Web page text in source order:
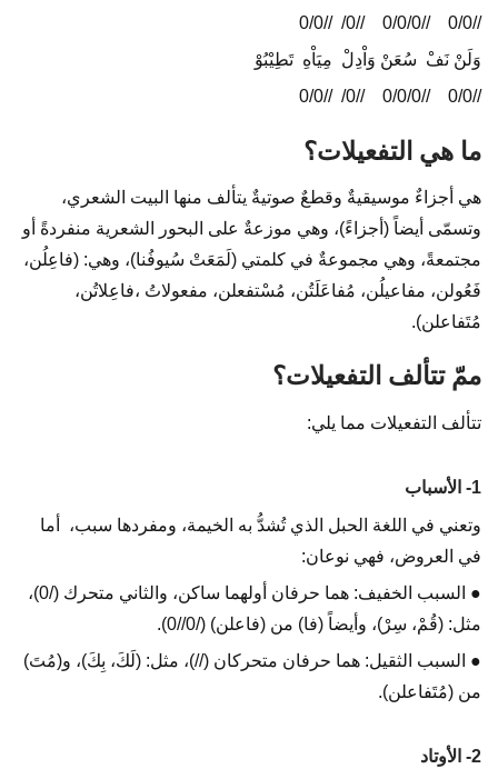
//0/0 //0/0/0 //0/ //0/0
وَلَنْ نَفْ سُعَنْ وَاْدِلْ مِيَاْهِ تَطِيْبُوْ
//0/0 //0/0/0 //0/ //0/0
ما هي التفعيلات؟
هي أجزاءٌ موسيقيةٌ وقطعٌ صوتيةٌ يتألف منها البيت الشعري،
وتسمّى أيضاً (أجزاءً)، وهي موزعةٌ على البحور الشعرية منفردةً أو
مجتمعةً، وهي مجموعةٌ في كلمتي (لَمَعَتْ سُيوفُنا)، وهي: (فاعِلُن،
فَعُولن، مفاعيلُن، مُفاعَلَتُن، مُسْتفعلن، مفعولاتُ ،فاعِلاتُن،
مُتَفاعلن).
ممّ تتألف التفعيلات؟
تتألف التفعيلات مما يلي:
1- الأسباب
وتعني في اللغة الحبل الذي تُشدُّ به الخيمة، ومفردها سبب، أما
في العروض، فهي نوعان:
● السبب الخفيف: هما حرفان أولهما ساكن، والثاني متحرك (/0)،
مثل: (قُمْ، سِرْ)، وأيضاً (فا) من (فاعلن) (/0//0).
● السبب الثقيل: هما حرفان متحركان (//)، مثل: (لَكَ، بِكَ)، و(مُتَ)
من (مُتَفاعلن).
2- الأوتاد